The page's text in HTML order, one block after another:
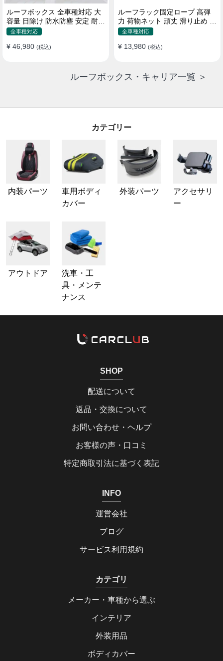
ルーフボックス 全車種対応 大
容量 日除け 防水防塵 安定 耐久
使い便利 折畳式 車用ラゲッジ
全車種対応
¥ 46,980 (税込)
ルーフラック固定ロープ 高弾
力 荷物ネット 頑丈 滑り止め ス
トラップ付き ベースキャリア
全車種対応
¥ 13,980 (税込)
ルーフボックス・キャリア一覧 ＞
カテゴリー
内装パーツ
車用ボディ
カバー
外装パーツ
アクセサリ
ー
アウトドア
洗車・工
具・メンテ
ナンス
SHOP
配送について
返品・交換について
お問い合わせ・ヘルプ
お客様の声・口コミ
特定商取引法に基づく表記
INFO
運営会社
ブログ
サービス利用規約
カテゴリ
メーカー・車種から選ぶ
インテリア
外装用品
ボディカバー